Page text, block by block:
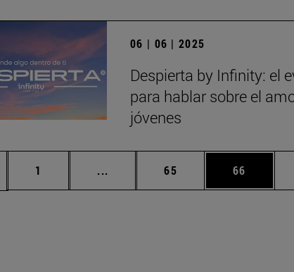
06 | 06 | 2025
Despierta by Infinity: el
para hablar sobre el
jóvenes
Página
1 ... Páginas intermedias Use TAB para
Página
65 Página
66